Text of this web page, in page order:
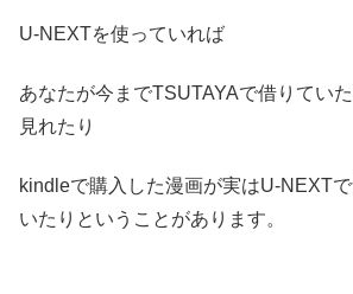
U-NEXTを使っていれば
あなたが今までTSUTAYAで借りてい
見れたり
kindleで購入した漫画が実はU-NEXT
いたりということがあります。